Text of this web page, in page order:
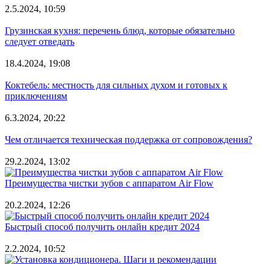
2.5.2024, 10:59
Грузинская кухня: перечень блюд, которые обязательно
следует отведать
18.4.2024, 19:08
Коктебель: местность для сильных духом и готовых к
приключениям
6.3.2024, 20:22
Чем отличается техническая поддержка от сопровождения?
29.2.2024, 13:02
Преимущества чистки зубов с аппаратом Air Flow
20.2.2024, 12:26
Быстрый способ получить онлайн кредит 2024
2.2.2024, 10:52